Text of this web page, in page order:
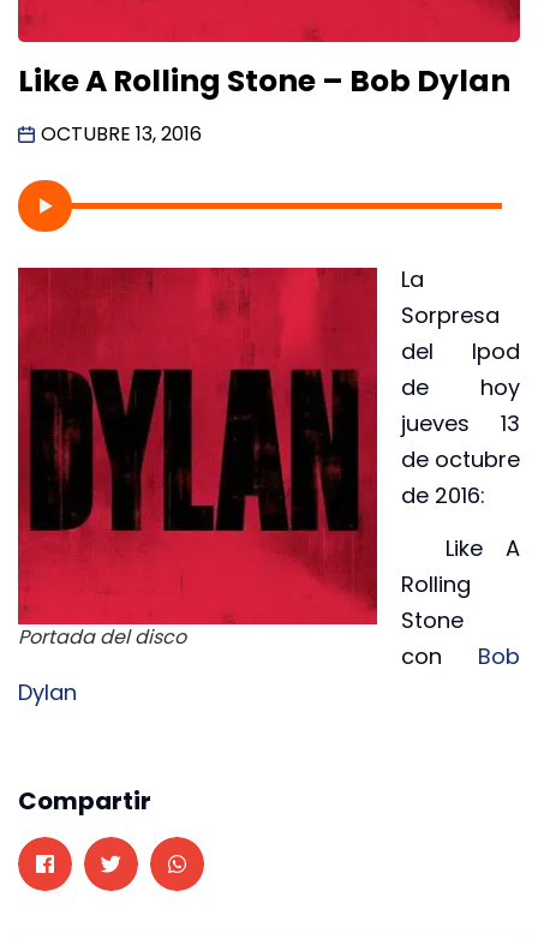
Like A Rolling Stone – Bob Dylan
OCTUBRE 13, 2016
Portada del disco
La
Sorpresa
del Ipod
de hoy
jueves 13
de octubre
de 2016:
Like A
Rolling
Stone
con Bob
Dylan
Compartir